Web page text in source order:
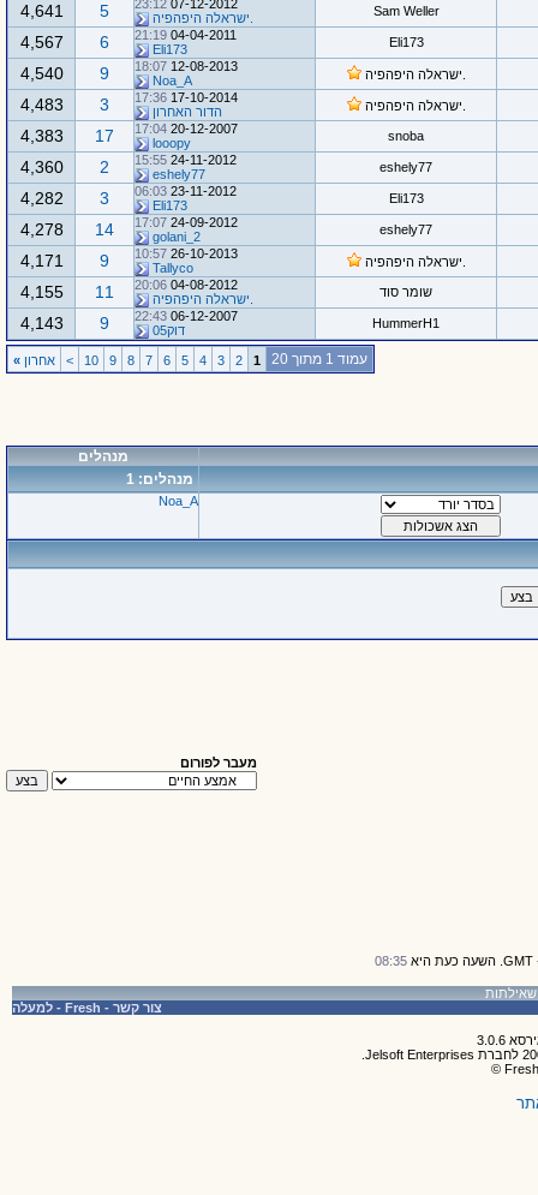
Sam Weller
07-12-2012
23:12
.ישראלה היפהפיה
5
4,641
Eli173
04-04-2011
21:19
Eli173
6
4,567
.ישראלה היפהפיה
12-08-2013
18:07
Noa_A
9
4,540
.ישראלה היפהפיה
17-10-2014
17:36
הדור האחרון
3
4,483
snoba
20-12-2007
17:04
looopy
17
4,383
eshely77
24-11-2012
15:55
eshely77
2
4,360
Eli173
23-11-2012
06:03
Eli173
3
4,282
eshely77
24-09-2012
17:07
golani_2
14
4,278
.ישראלה היפהפיה
26-10-2013
10:57
Tallyco
9
4,171
שומר סוד 04-08-2012
20:06
.ישראלה היפהפיה
11
4,155
HummerH1
06-12-2007
22:43
דוק05
9
4,143
עמוד 1 מתוך 20 1
2
3
4
5
6
7
8
9
10
> אחרון »
מנהלים
מנהלים: 1
Noa_A
מעבר לפורום
08:35
צור קשר -
Fresh
- למעלה